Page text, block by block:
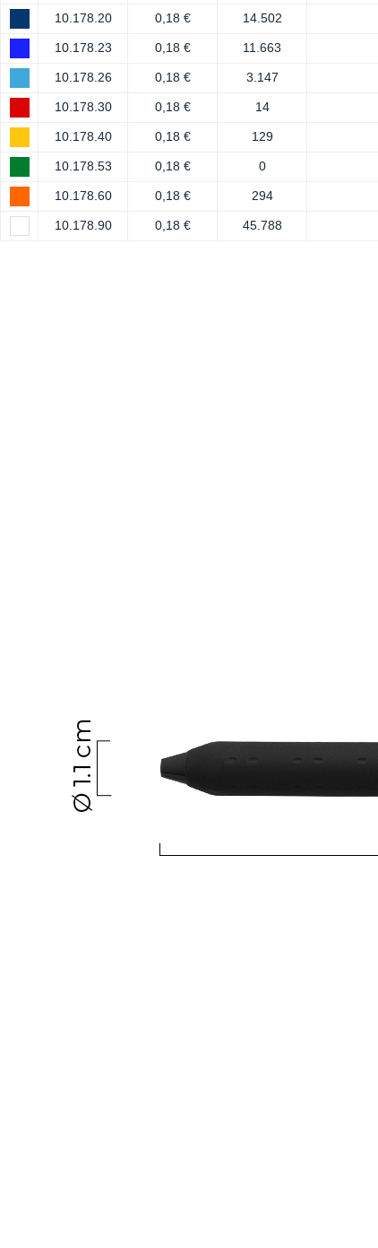
10.178.20 0,18 € 14.502
10.178.23 0,18 € 11.663
10.178.26 0,18 € 3.147
10.178.30 0,18 € 14
10.178.40 0,18 € 129
10.178.53 0,18 € 0
10.178.60 0,18 € 294
10.178.90 0,18 € 45.788